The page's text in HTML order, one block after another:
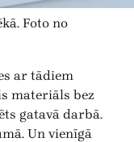
Foto no
ar tādiem
materiāls bez
gatavā darbā.
Un vienīgā